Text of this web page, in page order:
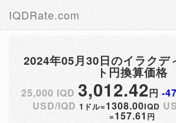
IQDRate.com
2024年05月30日のイラクデ
ト円換算価格
25,000 IQD 3,012.42円 -
USD/IQD 1ドル=1308.00IQD
=157.61 円